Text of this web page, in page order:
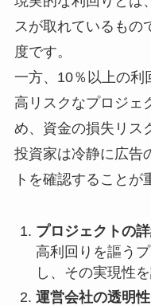
スが取れているもの
度です。
一方、10％以上の利
高リスクなプロジェ
め、資金の損失リス
投資家は冷静に広告
トを確認することが
プロジェクトの
高利回りを謳う
し、その実現性
運営会社の透明性